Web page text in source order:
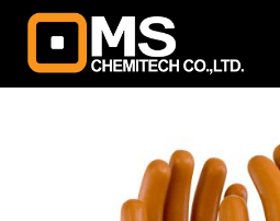
Skip
content